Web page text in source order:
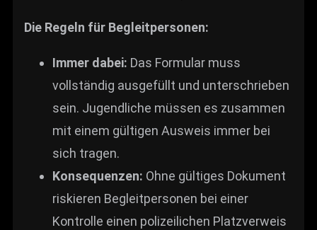
Die Regeln für Begleitpersonen:
Immer dabei: Das Formular muss
vollständig ausgefüllt und unterschrieben
sein. Jugendliche müssen es zusammen
mit einem gültigen Ausweis immer bei
sich tragen.
Konsequenzen: Ohne gültiges Dokument
riskieren Begleitpersonen bei einer
Kontrolle einen polizeilichen Platzverweis